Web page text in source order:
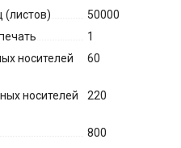
(листов)
50000
1
носителей
60
носителей
220
800